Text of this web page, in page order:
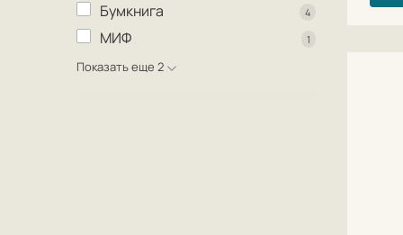
Бумкнига 4
МИФ 1
Показать еще 2